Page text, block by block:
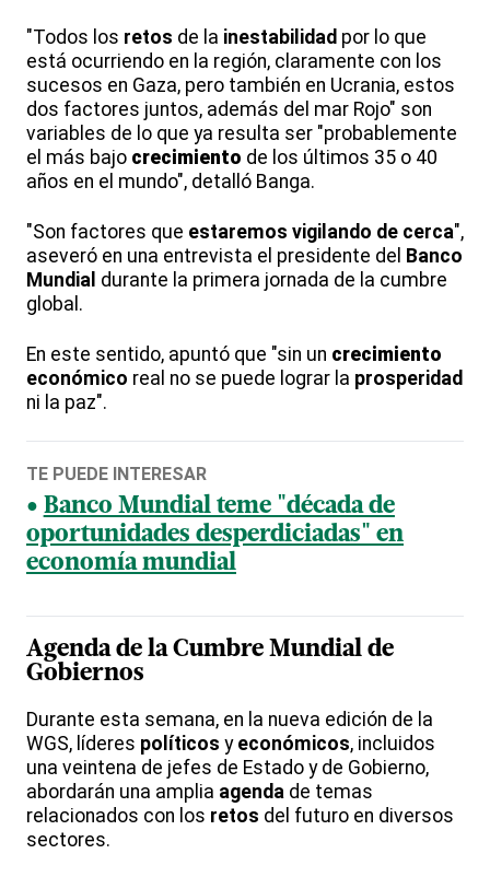
"Todos los retos de la inestabilidad por lo que
está ocurriendo en la región, claramente con los
sucesos en Gaza, pero también en Ucrania, estos
dos factores juntos, además del mar Rojo" son
variables de lo que ya resulta ser "probablemente
el más bajo crecimiento de los últimos 35 o 40
años en el mundo", detalló Banga.
"Son factores que estaremos vigilando de cerca",
aseveró en una entrevista el presidente del Banco
Mundial durante la primera jornada de la cumbre
global.
En este sentido, apuntó que "sin un crecimiento
económico real no se puede lograr la prosperidad
ni la paz".
TE PUEDE INTERESAR
Banco Mundial teme "década de
oportunidades desperdiciadas" en
economía mundial
Agenda de la Cumbre Mundial de
Gobiernos
Durante esta semana, en la nueva edición de la
WGS, líderes políticos y económicos, incluidos
una veintena de jefes de Estado y de Gobierno,
abordarán una amplia agenda de temas
relacionados con los retos del futuro en diversos
sectores.